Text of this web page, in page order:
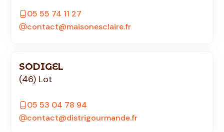
05 55 74 11 27
contact@maisonesclaire.fr
SODIGEL
(46) Lot
05 53 04 78 94
contact@distrigourmande.fr